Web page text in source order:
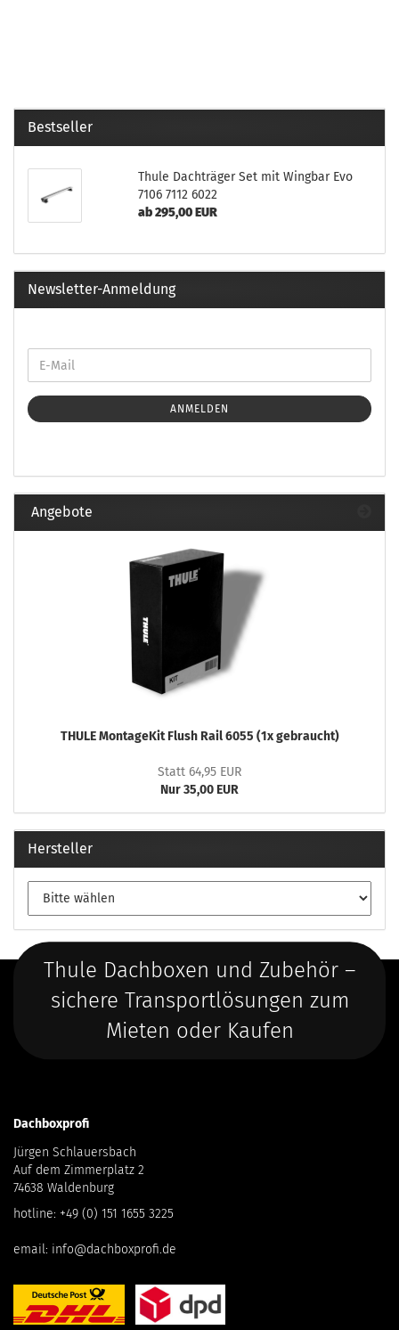
Bestseller
Thule Dachträger Set mit Wingbar Evo
7106 7112 6022
ab 295,00 EUR
Newsletter-Anmeldung
ANMELDEN
Angebote
THULE MontageKit Flush Rail 6055 (1x gebraucht)
Statt 64,95 EUR
Nur 35,00 EUR
Hersteller
Thule Dachboxen und Zubehör –
sichere Transportlösungen zum
Mieten oder Kaufen
Dachboxprofi
Jürgen Schlauersbach
Auf dem Zimmerplatz 2
74638 Waldenburg
hotline: +49 (0) 151 1655 3225
email: info@dachboxprofi.de